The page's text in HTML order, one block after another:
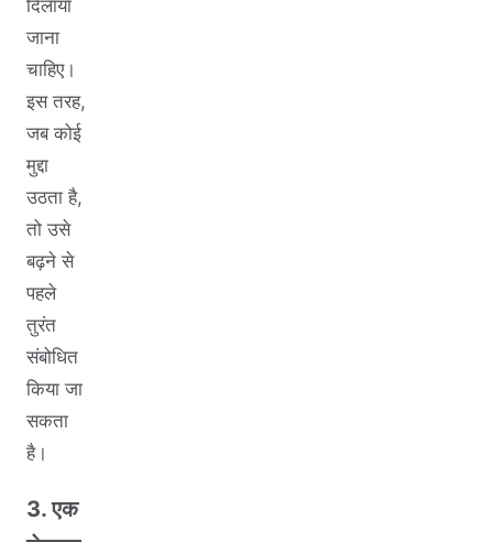
दिलाया
जाना
चाहिए।
इस तरह,
जब कोई
मुद्दा
उठता है,
तो उसे
बढ़ने से
पहले
तुरंत
संबोधित
किया जा
सकता
है।
3. एक